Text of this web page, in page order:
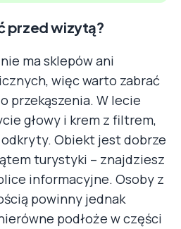
przed wizytą?
ma sklepów ani
więc warto zabrać
przekąszenia. W lecie
głowy i krem z filtrem,
Obiekt jest dobrze
turystyki – znajdziesz
informacyjne. Osoby z
powinny jednak
podłoże w części